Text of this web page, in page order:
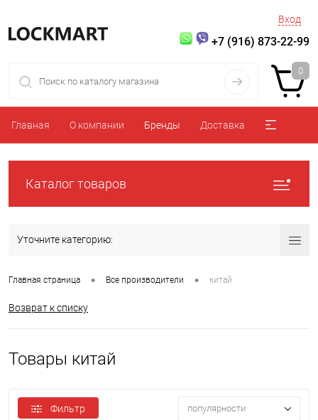
Вход
+7 (916) 873-22-99
0
Главная О компании Бренды Доставка
Каталог товаров
Уточните категорию:
Главная страница • Все производители • китай
Возврат к списку
Товары китай
Фильтр популярности